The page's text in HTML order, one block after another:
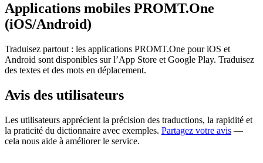
Applications mobiles PROMT.One
(iOS/Android)
Traduisez partout : les applications PROMT.One pour iOS et
Android sont disponibles sur l’App Store et Google Play. Traduisez
des textes et des mots en déplacement.
Avis des utilisateurs
Les utilisateurs apprécient la précision des traductions, la rapidité et
la praticité du dictionnaire avec exemples. Partagez votre avis —
cela nous aide à améliorer le service.